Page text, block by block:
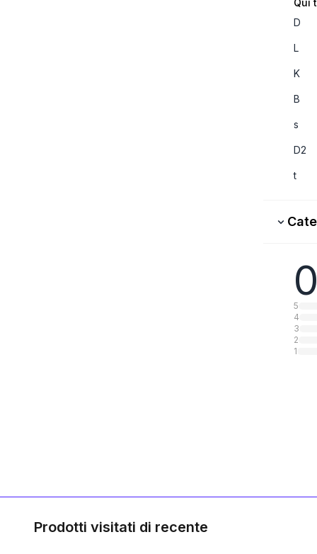
Qui
D
L
K
B
s
D2
t
5
4
3
2
1
Prodotti visitati di recente